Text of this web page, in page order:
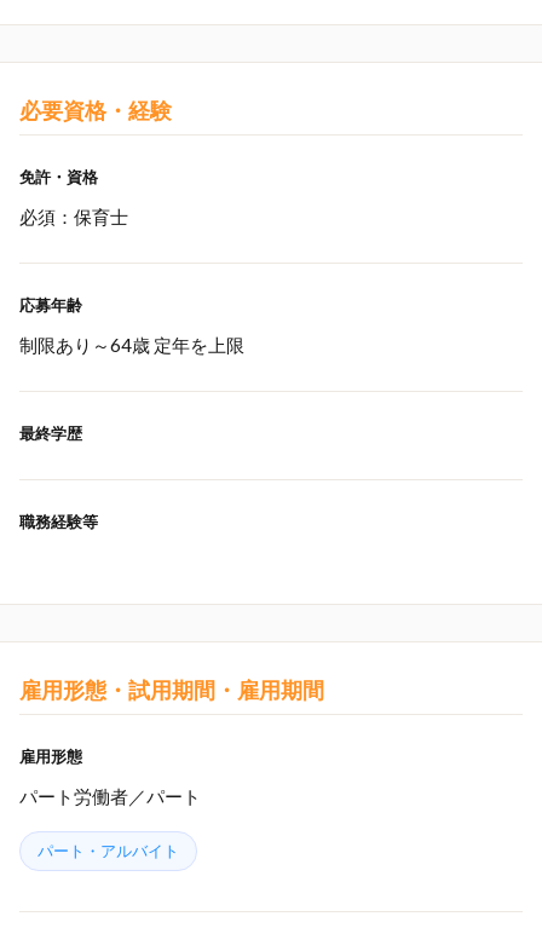
必要資格・経験
免許・資格
必須：保育士
応募年齢
制限あり～64歳 定年を上限
最終学歴
職務経験等
雇用形態・試用期間・雇用期間
雇用形態
パート労働者／パート
パート・アルバイト